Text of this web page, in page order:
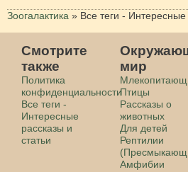
Зоогалактика » Все теги - Интересные
Смотрите
также
Политика
конфиденциальности
Все теги -
Интересные
рассказы и
статьи
мир
Птицы
Рассказы о
животных
Для детей
Рептилии
Амфибии